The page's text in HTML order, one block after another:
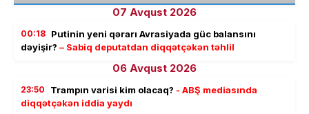
07 Avqust 2026
00:18 Putinin yeni qərarı Avrasiyada güc balansını
dəyişir? – Sabiq deputatdan diqqətçəkən təhlil
06 Avqust 2026
23:50 Trampın varisi kim olacaq? - ABŞ mediasında
diqqətçəkən iddia yaydı